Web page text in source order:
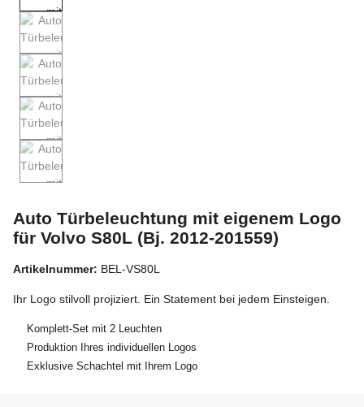
Auto Türbeleuchtung mit eigenem Logo
für Volvo S80L (Bj. 2012-201559)
Artikelnummer: BEL-VS80L
Ihr Logo stilvoll projiziert. Ein Statement bei jedem Einsteigen.
Komplett-Set mit 2 Leuchten
Produktion Ihres individuellen Logos
Exklusive Schachtel mit Ihrem Logo